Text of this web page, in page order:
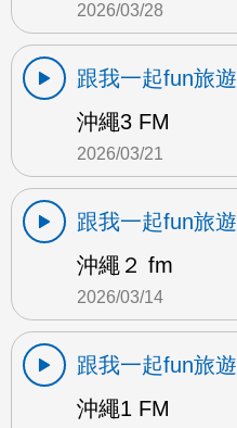
2026/03/28
跟我一起fun旅遊
沖繩3 FM
2026/03/21
跟我一起fun旅遊
沖繩２ fm
2026/03/14
跟我一起fun旅遊
沖繩1 FM